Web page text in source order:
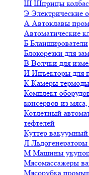
Ш Шприцы
Э Электрические
А Автоклавы
Автоматические
Б Бланширователи
Блокорезки для
В Волчки для
И Инъекторы для
К Камеры
Комплект
консервов из
Котлетный
тефтелей
Куттер
Л
М Машины
Мясомассажеры
Мясорубка